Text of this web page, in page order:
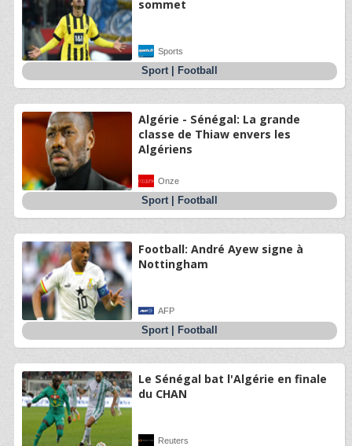
sommet
Sports
Sport| Football
Algérie - Sénégal: La grande
classe de Thiaw envers les
Algériens
Onze
Sport| Football
Football: André Ayew signe à
Nottingham
AFP
Sport| Football
Le Sénégal bat l'Algérie en finale
du CHAN
Reuters